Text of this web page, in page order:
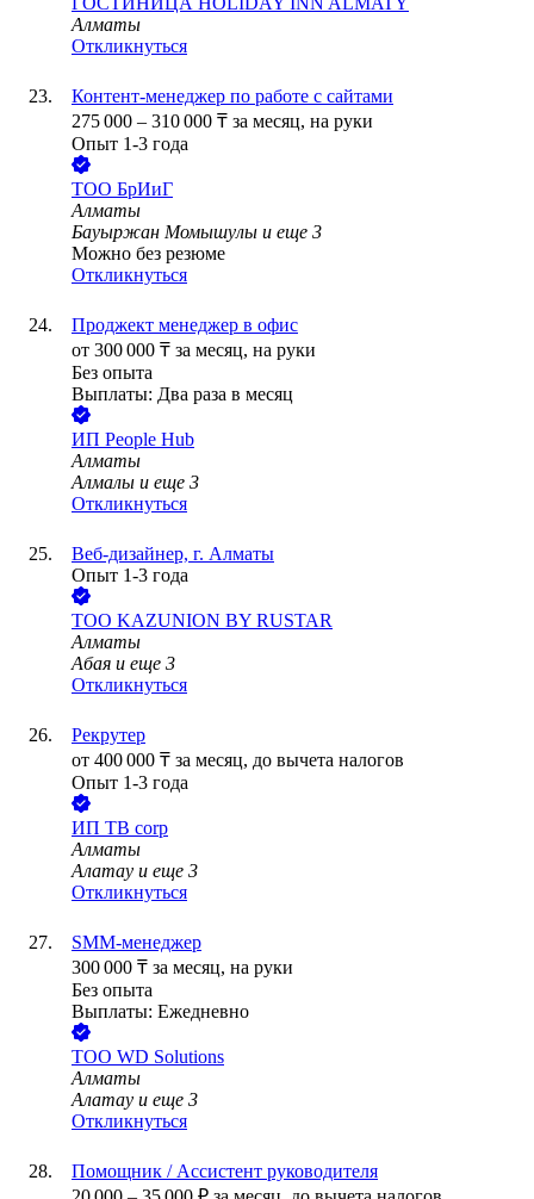
Алматы
Откликнуться
Контент-менеджер по работе с сайтами
275 000 – 310 000 ₸ за месяц, на руки
Опыт 1-3 года
ТОО БрИиГ
Алматы
Бауыржан Момышулы и еще 3
Можно без резюме
Откликнуться
Проджект менеджер в офис
от 300 000 ₸ за месяц, на руки
Без опыта
Выплаты: Два раза в месяц
ИП People Hub
Алматы
Алмалы и еще 3
Откликнуться
Веб-дизайнер, г. Алматы
Опыт 1-3 года
ТОО KAZUNION BY RUSTAR
Алматы
Абая и еще 3
Откликнуться
Рекрутер
от 400 000 ₸ за месяц, до вычета налогов
Опыт 1-3 года
ИП TB corp
Алматы
Алатау и еще 3
Откликнуться
SMM-менеджер
300 000 ₸ за месяц, на руки
Без опыта
Выплаты: Ежедневно
ТОО WD Solutions
Алматы
Алатау и еще 3
Откликнуться
Помощник / Ассистент руководителя